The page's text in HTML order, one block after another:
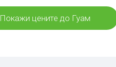
Покажи цените до Гуам